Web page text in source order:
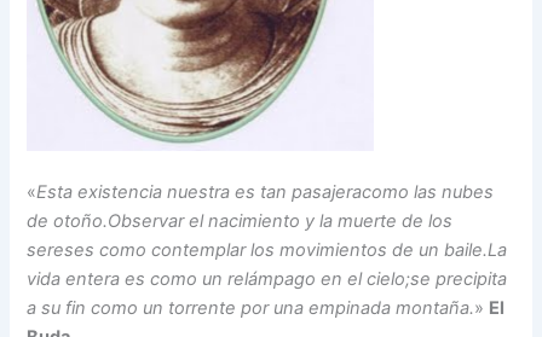
«Esta existencia nuestra es tan pasajeracomo las nubes
de otoño.Observar el nacimiento y la muerte de los
sereses como contemplar los movimientos de un baile.La
vida entera es como un relámpago en el cielo;se precipita
a su fin como un torrentepor una empinada montaña.» El